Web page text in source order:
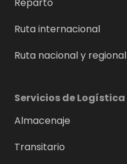
Ruta internacional
Ruta nacional y regional
Servicios de Logística
Almacenaje
Transitario